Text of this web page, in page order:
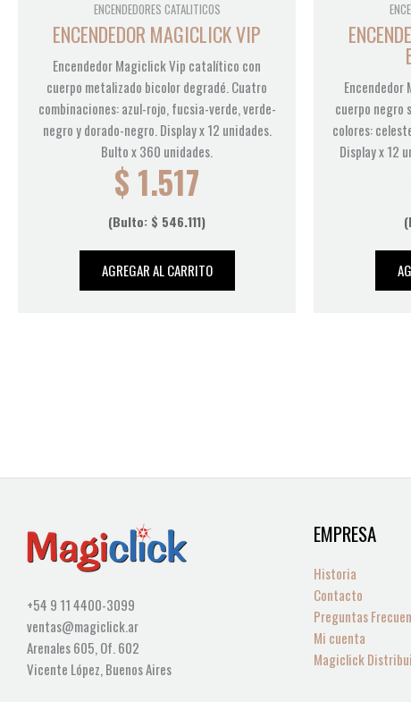
ENCENDEDORES CATALITICOS
ENCENDEDOR MAGICLICK VIP
Encendedor Magiclick Vip catalítico con
cuerpo metalizado bicolor degradé. Cuatro
combinaciones: azul-rojo, fucsia-verde, verde-
negro y dorado-negro. Display x 12 unidades.
Bulto x 360 unidades.
$ 1.517
(Bulto: $ 546.111)
AGREGAR AL CARRITO
Encendedor
cuerpo negro
colores:
Display x 12
+54 9 11 4400-3099
ventas@magiclick.ar
Arenales 605, Of. 602
Vicente López, Buenos Aires
EMPRESA
Historia
Contacto
Preguntas
Mi cuenta
Magiclick